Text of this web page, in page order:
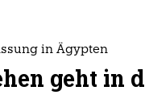
in Ägypten
geht in